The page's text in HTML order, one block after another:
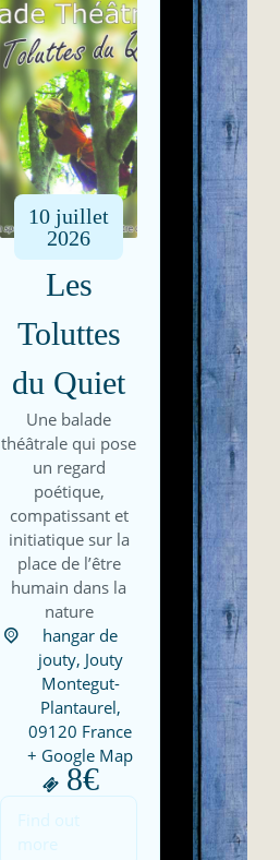
10 juillet
2026
Les
Toluttes
du Quiet
Une balade
théâtrale qui pose
un regard
poétique,
compatissant et
initiatique sur la
place de l’être
humain dans la
nature
hangar de
jouty, Jouty
Montegut-
Plantaurel,
09120 France
+ Google Map
8€
Find out
more